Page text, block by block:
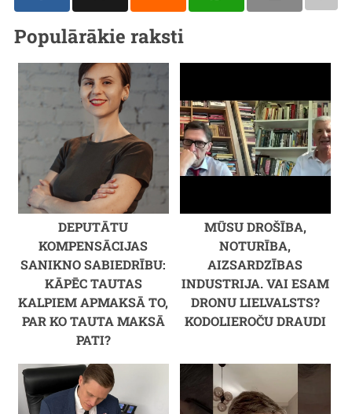
Populārākie raksti
DEPUTĀTU
KOMPENSĀCIJAS
SANIKNO SABIEDRĪBU:
KĀPĒC TAUTAS
KALPIEM APMAKSĀ TO,
PAR KO TAUTA MAKSĀ
PATI?
MŪSU DROŠĪBA,
NOTURĪBA,
AIZSARDZĪBAS
INDUSTRIJA. VAI ESAM
DRONU LIELVALSTS?
KODOLIEROČU DRAUDI